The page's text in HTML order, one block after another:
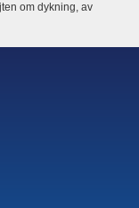
om dykning, av